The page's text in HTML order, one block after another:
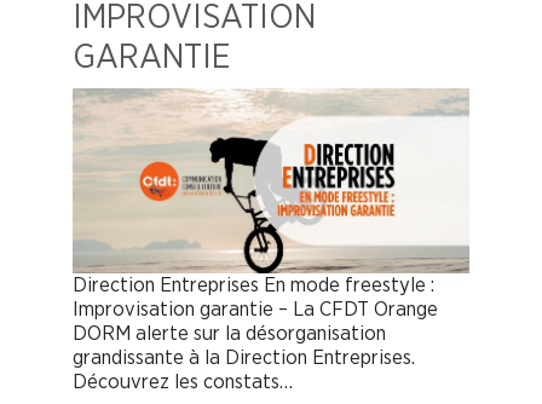
IMPROVISATION
GARANTIE
Direction Entreprises En mode freestyle :
Improvisation garantie – La CFDT Orange
DORM alerte sur la désorganisation
grandissante à la Direction Entreprises.
Découvrez les constats…